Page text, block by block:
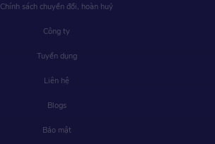
Chính sách chuyển đổi, hoàn huỷ
Công ty
Tuyển dụng
Liên hệ
Blogs
Bảo mật